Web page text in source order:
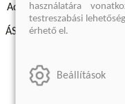
Adatvédelmi szabályzatok
ÁSZF - Vásárlási feltételek
Szállítási
használatára
testreszabási
érhető el.
Beállítások